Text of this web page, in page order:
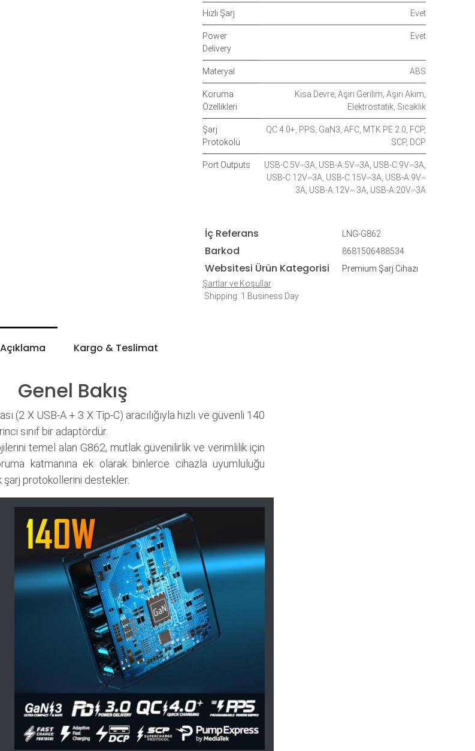
Hızlı Şarj Evet
Power
Delivery
Evet
Materyal ABS
Koruma
Özellikleri
Kısa Devre, Aşırı Gerilim Aşırı Akım
Elektrostatik, Sıcaklık
Şarj
Protokolü
QC 4.0+ PPS GaN3 AFC, MTK PE 2.0 FCP,
SCP, DCP
Port Outputs USB-C:5V⎓3A USB-A:5V⎓3A USB-C:9V⎓3A
USB-C:12V⎓3A USB-C:15V⎓3A USB-A:9V⎓
3A USB-A:12V⎓ 3A USB-A:20V⎓3A
İç Referans LNG-G862
Barkod 8681506488534
Websitesi Ürün Kategorisi
Premium Şarj Cihazı
Şartlar ve Koşullar
Shipping: 1 Business Day
Açıklama Kargo & Teslimat
Genel Bakış
(2 X USB-A + 3 X Tip-C) aracılığıyla hızlı ve güvenli 140
sınıf bir adaptördür.
temel alan G862, mutlak güvenilirlik ve verimlilik için
katmanına ek olarak binlerce cihazla uyumluluğu
şarj protokollerini destekler.